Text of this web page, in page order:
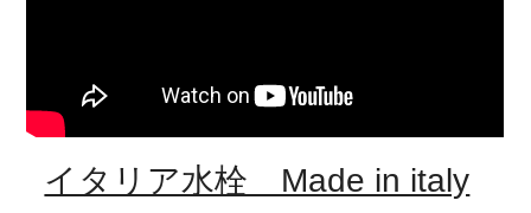
イタリア水栓 Made in italy